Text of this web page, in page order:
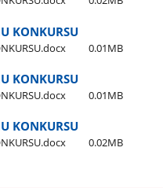
KONKURSU
0.01MB
KONKURSU
0.01MB
KONKURSU
0.02MB